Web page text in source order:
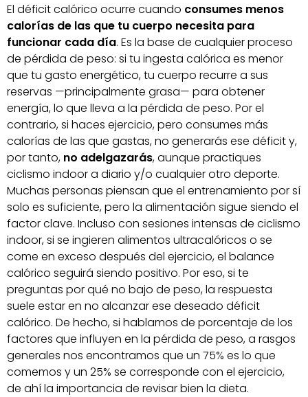
El déficit calórico ocurre cuando consumes menos
calorías de las que tu cuerpo necesita para
funcionar cada día. Es la base de cualquier proceso
de pérdida de peso: si tu ingesta calórica es menor
que tu gasto energético, tu cuerpo recurre a sus
reservas —principalmente grasa— para obtener
energía, lo que lleva a la pérdida de peso. Por el
contrario, si haces ejercicio, pero consumes más
calorías de las que gastas, no generarás ese déficit y,
por tanto, no adelgazarás, aunque practiques
ciclismo indoor a diario y/o cualquier otro deporte.
Muchas personas piensan que el entrenamiento por sí
solo es suficiente, pero la alimentación sigue siendo el
factor clave. Incluso con sesiones intensas de ciclismo
indoor, si se ingieren alimentos ultracalóricos o se
come en exceso después del ejercicio, el balance
calórico seguirá siendo positivo. Por eso, si te
preguntas por qué no bajo de peso, la respuesta
suele estar en no alcanzar ese deseado déficit
calórico. De hecho, si hablamos de porcentaje de los
factores que influyen en la pérdida de peso, a rasgos
generales nos encontramos que un 75% es lo que
comemos y un 25% se corresponde con el ejercicio,
de ahí la importancia de revisar bien la dieta.